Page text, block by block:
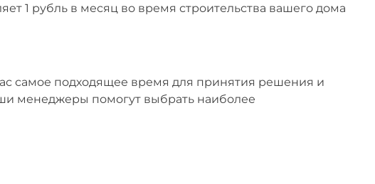
1 рубль в месяц во время строительства вашего дома
самое подходящее время для принятия решения и
менеджеры помогут выбрать наиболее